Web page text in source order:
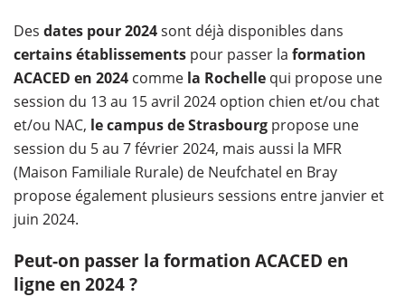
Des dates pour 2024sont déjà disponibles dans
certains établissements pour passer la formation
ACACED en 2024 comme la Rochelle qui propose une
session du 13 au 15 avril 2024 option chien et/ou chat
et/ou NAC, le campus de Strasbourg propose une
session du 5 au 7 février 2024, mais aussi la MFR
(Maison Familiale Rurale) de Neufchatel en Bray
propose également plusieurs sessions entre janvier et
juin 2024.
Peut-on passer la formation ACACED en
ligne en 2024 ?